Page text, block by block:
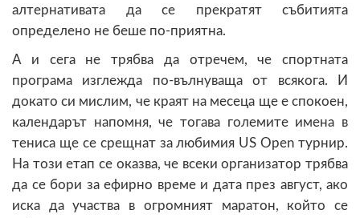
алтернативата да се прекратят събитията
определено не беше по-приятна.
А и сега не трябва да отречем, че спортната
програма изглежда по-вълнуваща от всякога. И
докато си мислим, че краят на месеца ще е спокоен,
календарът напомня, че тогава големите имена в
тениса ще се срещнат за любимия US Open турнир.
На този етап се оказва, че всеки организатор трябва
да се бори за ефирно време и дата през август, ако
иска да участва в огромният маратон, който се